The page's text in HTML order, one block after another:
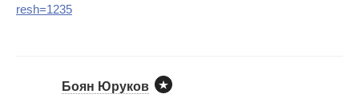
resh=1235
Боян Юруков